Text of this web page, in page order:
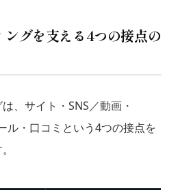
グを支える4つの接点の
、サイト・SNS／動画・
ル・口コミという4つの接点を